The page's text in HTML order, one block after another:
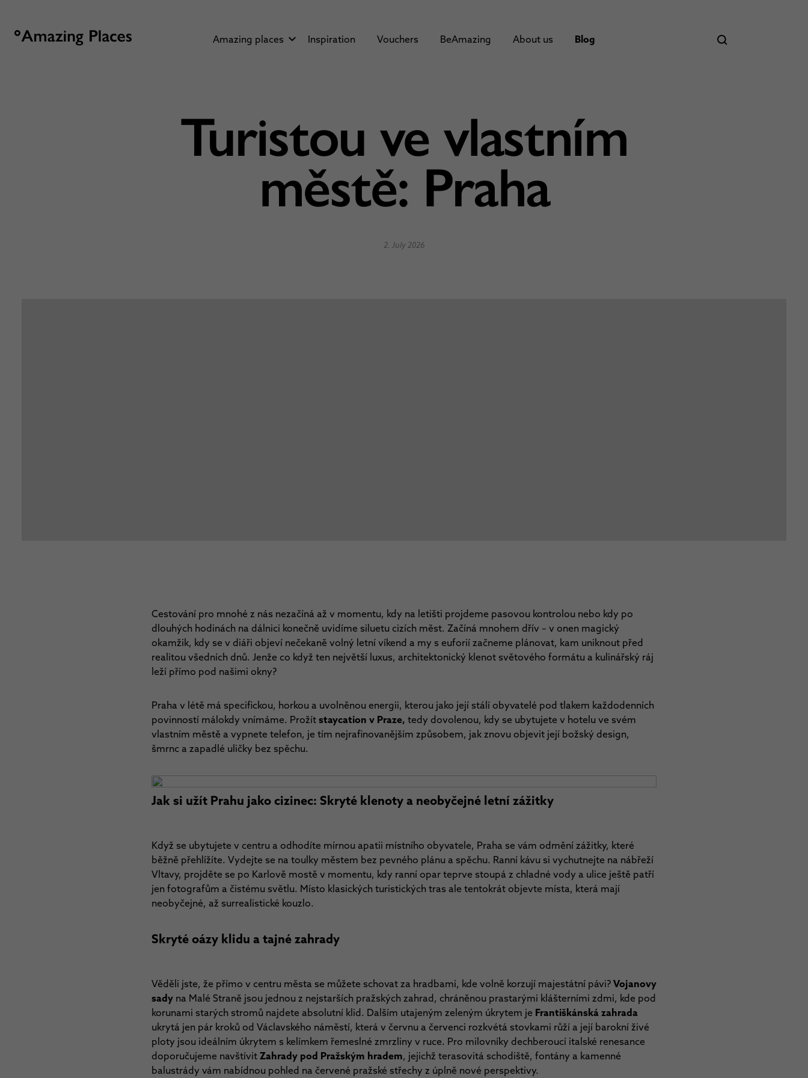
Amazing places Inspiration Vouchers BeAmazing About us Blog
Turistou ve vlastním
městě: Praha
2. July 2026
Cestování pro mnohé z nás nezačíná až v momentu, kdy na letišti projdeme pasovou kontrolou nebo kdy po
dlouhých hodinách na dálnici konečně uvidíme siluetu cizích měst. Začíná mnohem dřív – v onen magický
okamžik, kdy se v diáři objeví nečekaně volný letní víkend a my s euforií začneme plánovat, kam uniknout před
realitou všedních dnů. Jenže co když ten největší luxus, architektonický klenot světového formátu a kulinářský ráj
leží přímo pod našimi okny?
Praha v létě má specifickou, horkou a uvolněnou energii, kterou jako její stálí obyvatelé pod tlakem každodenních
povinností málokdy vnímáme. Prožítstaycation v Praze, tedy dovolenou, kdy se ubytujete v hotelu ve svém
vlastním městě a vypnete telefon, je tím nejrafinovanějším způsobem, jak znovu objevit její božský design,
šmrnc a zapadlé uličky bez spěchu.
Jak si užít Prahu jako cizinec: Skryté klenoty a neobyčejné letní zážitky
Když se ubytujete v centru a odhodíte mírnou apatii místního obyvatele, Praha se vám odmění zážitky, které
běžně přehlížíte. Vydejte se na toulky městem bez pevného plánu a spěchu. Ranní kávu si vychutnejte na nábřeží
Vltavy, projděte se po Karlově mostě v momentu, kdy ranní opar teprve stoupá z chladné vody a ulice ještě patří
jen fotografům a čistému světlu. Místo klasických turistických tras ale tentokrát objevte místa, která mají
neobyčejné, až surrealistické kouzlo.
Skryté oázy klidu a tajné zahrady
Věděli jste, že přímo v centru města se můžete schovat za hradbami, kde volně korzují majestátní pávi?Vojanovy
sady na Malé Straně jsou jednou z nejstarších pražských zahrad, chráněnou prastarými klášterními zdmi, kde pod
korunami starých stromů najdete absolutní klid. Dalším utajeným zeleným úkrytem je Františkánská zahrada
ukrytá jen pár kroků od Václavského náměstí, která v červnu a červenci rozkvétá stovkami růží a její barokní živé
ploty jsou ideálním úkrytem s kelímkem řemeslné zmrzliny v ruce. Pro milovníky dechberoucí italské renesance
doporučujeme navštívitZahrady pod Pražským hradem, jejichž terasovitá schodiště, fontány a kamenné
balustrády vám nabídnou pohled na červené pražské střechy z úplně nové perspektivy.